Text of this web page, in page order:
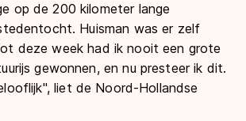
op de 200 kilometer lange
Huisman was er zelf
deze week had ik nooit een grote
gewonnen, en nu presteer ik dit.
", liet de Noord-Hollandse